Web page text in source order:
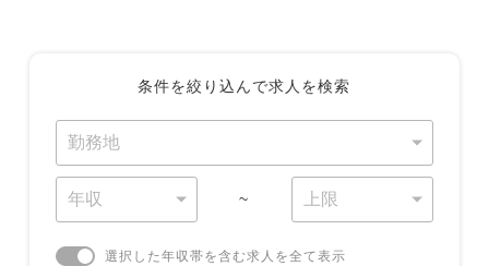
条件を絞り込んで求人を検索
~
選択した年収帯を含む求人を全て表示